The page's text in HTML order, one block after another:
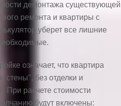
демонтажа существующей
ремонта и квартиры с
уберет все лишние
означает, что квартира
стены", без отделки и
При расчете стоимости
будут включены: